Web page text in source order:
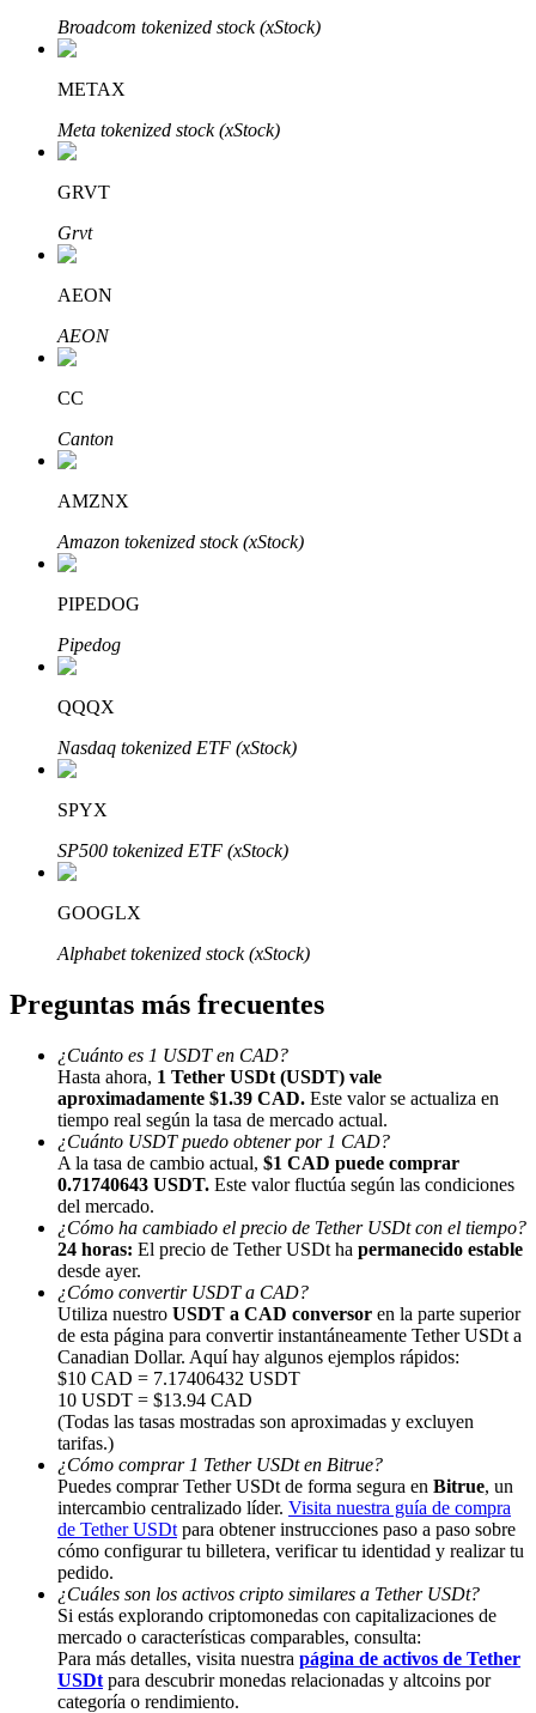
Inversión automática
Obtenga más información sobre cómo obtener ingresos pasivos
Bitrue
Bitrue Partners
Afiliados de Bitrue
Referencia
Invita a un amigo para recibir recompensas en efectivo
BTC Welcome Rewards
BTC Welcome Rewards
Deposit & Trade BTC to Share 25000 USDT prize pool!
Broadcom tokenized stock (xStock)
METAX
Meta tokenized stock (xStock)
GRVT
Grvt
AEON
AEON
CC
Canton
AMZNX
Amazon tokenized stock (xStock)
PIPEDOG
Pipedog
QQQX
Nasdaq tokenized ETF (xStock)
SPYX
SP500 tokenized ETF (xStock)
GOOGLX
Alphabet tokenized stock (xStock)
Preguntas más frecuentes
¿Cuánto es 1 USDT en CAD?
Hasta ahora, 1 Tether USDt (USDT) vale
aproximadamente $1.39 CAD. Este valor se actualiza en
tiempo real según la tasa de mercado actual.
¿Cuánto USDT puedo obtener por 1 CAD?
A la tasa de cambio actual, $1 CAD puede comprar
0.71740643 USDT. Este valor fluctúa según las condiciones
del mercado.
¿Cómo ha cambiado el precio de Tether USDt con el tiempo?
24 horas: El precio de Tether USDt ha permanecido estable
desde ayer.
¿Cómo convertir USDT a CAD?
Utiliza nuestro USDT a CAD conversor en la parte superior
de esta página para convertir instantáneamente Tether USDt a
Canadian Dollar. Aquí hay algunos ejemplos rápidos:
$10 CAD = 7.17406432 USDT
10 USDT = $13.94 CAD
(Todas las tasas mostradas son aproximadas y excluyen
tarifas.)
¿Cómo comprar 1 Tether USDt en Bitrue?
Puedes comprar Tether USDt de forma segura en Bitrue, un
intercambio centralizado líder. Visita nuestra guía de compra
de Tether USDt para obtener instrucciones paso a paso sobre
cómo configurar tu billetera, verificar tu identidad y realizar tu
pedido.
¿Cuáles son los activos cripto similares a Tether USDt?
Si estás explorando criptomonedas con capitalizaciones de
mercado o características comparables, consulta:
Para más detalles, visita nuestra página de activos de Tether
USDt para descubrir monedas relacionadas y altcoins por
categoría o rendimiento.